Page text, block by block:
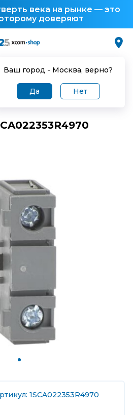
века на рынке — это
доверяют
Ваш город - Москва, верно?
Да Нет
· Контакт ABB
1SCA022353R4970